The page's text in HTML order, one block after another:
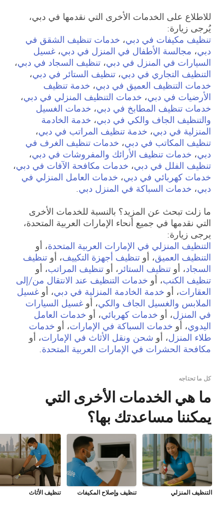
للاطلاع على الخدمات الأخرى التي نقدمها في دبي،
يُرجى زيارة:
تنظيف مكيفات في دبي، خدمات تنظيف الشقق في
دبي، مجالسة الأطفال في المنزل في دبي، غسيل
السيارات في المنزل في دبي، تنظيف السجاد في دبي،
التنظيف التجاري في دبي، تنظيف الستائر في دبي،
خدمات التنظيف العميق في دبي، خدمة تنظيف
الأرضيات في دبي، خدمات التنظيف المنزلي في دبي،
خدمات تنظيف المطابخ في دبي، خدمات الغسيل
والتنظيف الجاف والكي في دبي، خدمة الخادمة
المنزلية في دبي، خدمة تنظيف المراتب في دبي،
تنظيف المكاتب في دبي، خدمات تنظيف الغرف في
دبي، خدمات تنظيف الأرائك والمفروشات في دبي،
تنظيف الفلل في دبي، خدمات مكافحة الآفات في دبي،
خدمات كهربائي في دبي، خدمات العامل المنزلي في
دبي، خدمات السباكة في المنزل دبي.
ما زلت تبحث عن المزيد؟ بالنسبة للخدمات الأخرى
التي نقدمها في جميع أنحاء الإمارات العربية المتحدة،
يرجى زيارة:
التنظيف المنزلي في الإمارات العربية المتحدة، أو
التنظيف العميق، أو تنظيف أجهزة التكييف، أو تنظيف
السجاد، أو تنظيف الستائر ، أو تنظيف المراتب، أو
تنظيف الكنب، أو خدمات التنظيف عند الانتقال من/إلى
العقارات، أو خدمة الخادمة المنزلية في دبي، أو غسيل
الملابس والغسيل الجاف والكي، أو غسيل السيارات
في المنزل، أو خدمات كهربائي، أو خدمات العامل
اليدوي، أو خدمات السباكة في الإمارات، أو خدمات
طلاء المنزل، أو شحن ونقل الأثاث في الإمارات، أو
مكافحة الحشرات في الإمارات العربية المتحدة.
كل ما تحتاجه
ما هي الخدمات الأخرى التي
يمكننا مساعدتك بها؟
التنظيف المنزلي تنظيف وإصلاح المكيفات تنظيف الأثاث